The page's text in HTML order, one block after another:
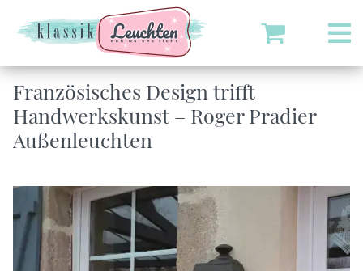
Französisches Design trifft
Handwerkskunst – Roger Pradier
Außenleuchten